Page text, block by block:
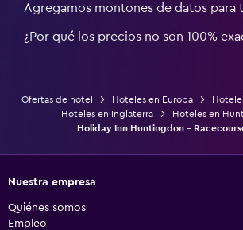
Agregamos montones de datos para
¿Por qué los precios no son 100%
Ofertas de hotel Hoteles en Europa
Hoteles en Inglaterra
Hoteles en
Holiday Inn Huntingdon -
Nuestra empresa
Quiénes somos
Empleo